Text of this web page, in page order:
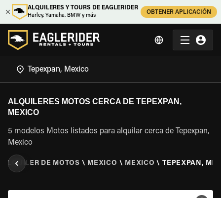
ALQUILERES Y TOURS DE EAGLERIDER
Harley, Yamaha, BMW y más
OBTENER APLICACIÓN
ALQUILERES MOTOS CERCA DE TEPEXPAN,
MEXICO
5 modelos Motos listados para alquilar cerca de Tepexpan,
Mexico
ALQUILER DE MOTOS \ MEXICO \ MEXICO \ TEPEXPAN,